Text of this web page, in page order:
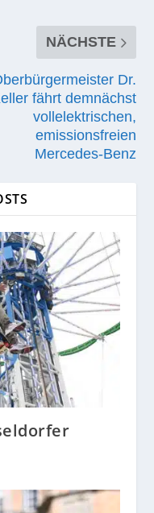
NÄCHSTE
Dr.
fährt demnächst
vollelektrischen,
emissionsfreien
Mercedes-Benz